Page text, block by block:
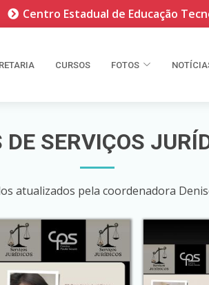
Centro Estadual de Educação
CURSOS FOTOS
DE SERVIÇOS
atualizados pela coordenadora